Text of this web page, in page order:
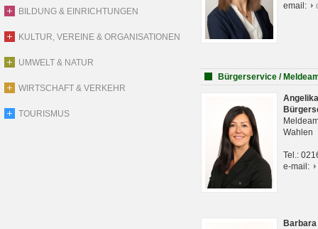
BILDUNG & EINRICHTUNGEN
KULTUR, VEREINE & ORGANISATIONEN
UMWELT & NATUR
WIRTSCHAFT & VERKEHR
TOURISMUS
email:
Bürgerservice /
Wahlen
Tel.:
e-mail: